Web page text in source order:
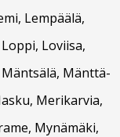
Lempäälä,
Loviisa,
Mänttä-
Merikarvia,
Mynämäki,